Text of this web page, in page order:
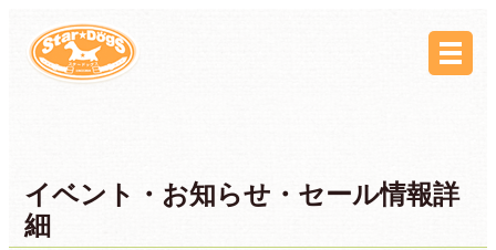
イベント・お知らせ・セール情報詳
細